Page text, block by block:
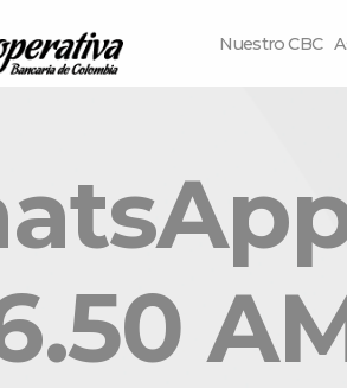
Nuestro CBC